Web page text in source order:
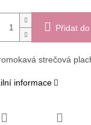
Přidat
strečová
informace